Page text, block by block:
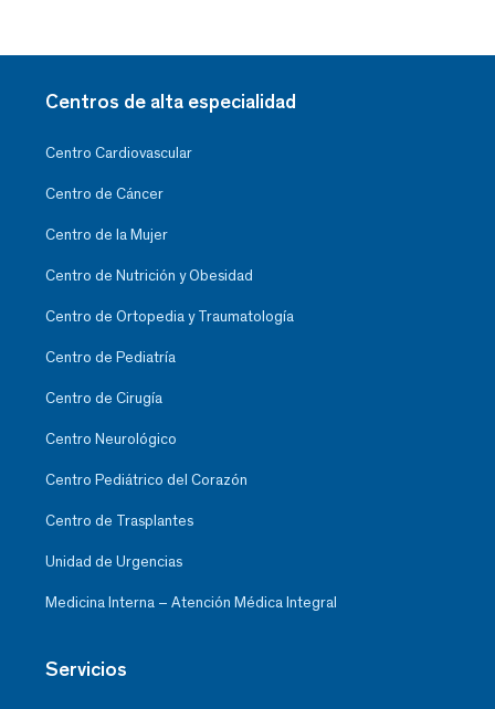
Centros de alta especialidad
Centro Cardiovascular
Centro de Cáncer
Centro de la Mujer
Centro de Nutrición y Obesidad
Centro de Ortopedia y Traumatología
Centro de Pediatría
Centro de Cirugía
Centro Neurológico
Centro Pediátrico del Corazón
Centro de Trasplantes
Unidad de Urgencias
Medicina Interna – Atención Médica Integral
Servicios